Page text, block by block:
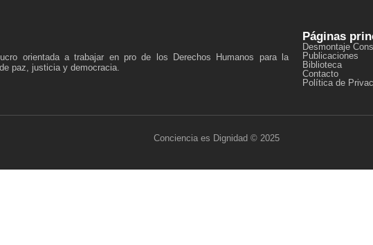
orientada a trabajar en pro de los Derechos Humanos para la
paz, justicia y democracia.
Páginas
Desmontaje
Publicaciones
Biblioteca
Contacto
Política de
Conciencia es Dignidad © 2025